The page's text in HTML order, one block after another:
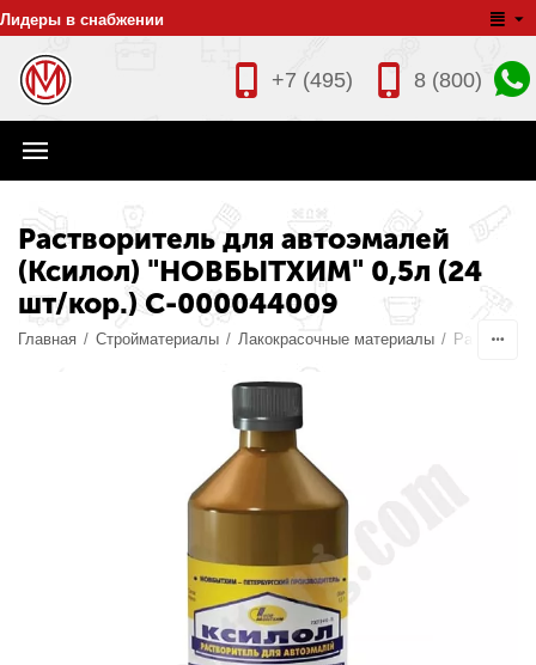
Лидеры в снабжении
8 (800)
+7 (495)
Растворитель для автоэмалей
(Ксилол) "НОВБЫТХИМ" 0,5л (24
шт/кор.) С-000044009
Главная / Стройматериалы / Лакокрасочные материалы /